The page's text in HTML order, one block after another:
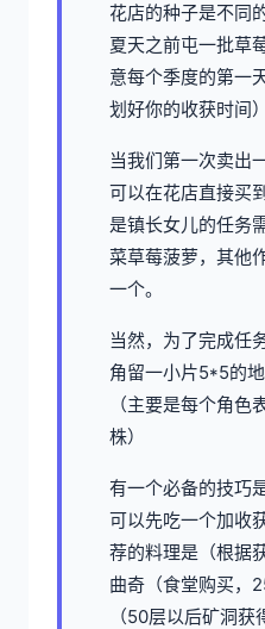
花店的种子是不同
夏天之前屯一批草
意每个季度的第一
划好你的收获时间）
当我们第一次卖出
可以在花店直接买
是镇长女儿的任务
菜草莓菠萝，其他
一个。
当然，为了完成任
角留一小片5*5的
（主要是每个角色
株）
有一个必备的技巧
可以先吃一个加收
荐的料理是（根据
曲奇（食堂购买，
（50层以后矿洞